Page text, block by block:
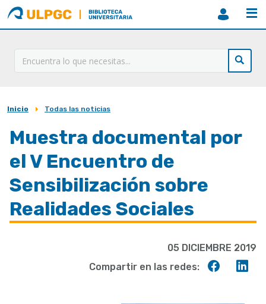
ULPGC
Biblioteca
ULPGC
Sobrescribir
enlaces
ayuda
a
la
Inicio Todas las noticias
Muestra documental por
el V Encuentro de
Sensibilización sobre
Realidades Sociales
05 DICIEMBRE 2019
Compartir en las redes: